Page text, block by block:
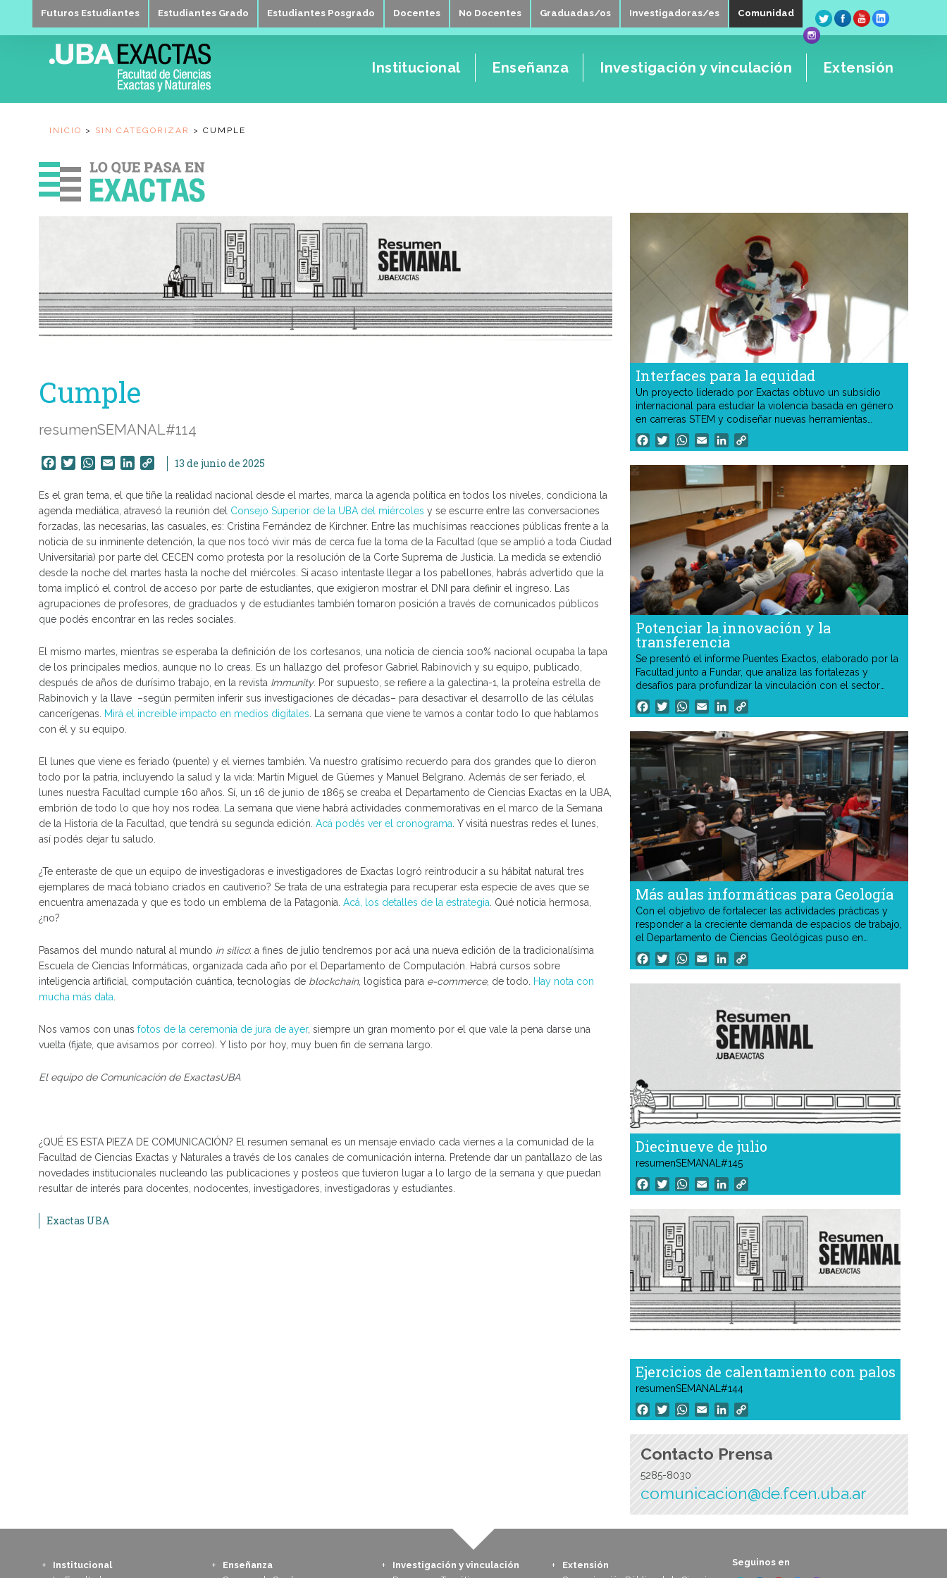
Futuros Estudiantes Estudiantes Grado Estudiantes Posgrado Docentes No Docentes Graduadas/os Investigadoras/es Comunidad
Institucional Enseñanza Investigación y vinculación Extensión
INICIO > SIN CATEGORIZAR >CUMPLE
Cumple
resumenSEMANAL#114
Facebook
TwitterWhatsApp
EmailLinkedIn
Copy13 de junio de 2025
Es el gran tema, el que tiñe la realidad nacional desde el martes, marca la agenda política en todos los niveles, condiciona la
agenda mediática, atravesó la reunión del Consejo Superior de la UBA del miércoles y se escurre entre las conversaciones
forzadas, las necesarias, las casuales, es: Cristina Fernández de Kirchner. Entre las muchísimas reacciones públicas frente a la
noticia de su inminente detención, la que nos tocó vivir más de cerca fue la toma de la Facultad (que se amplió a toda Ciudad
Universitaria) por parte del CECEN como protesta por la resolución de la Corte Suprema de Justicia. La medida se extendió
desde la noche del martes hasta la noche del miércoles. Si acaso intentaste llegar a los pabellones, habrás advertido que la
toma implicó el control de acceso por parte de estudiantes, que exigieron mostrar el DNI para definir el ingreso. Las
agrupaciones de profesores, de graduados y de estudiantes también tomaron posición a través de comunicados públicos
que podés encontrar en las redes sociales.
El mismo martes, mientras se esperaba la definición de los cortesanos, una noticia de ciencia 100% nacional ocupaba la tapa
de los principales medios, aunque no lo creas. Es un hallazgo del profesor Gabriel Rabinovich y su equipo, publicado,
después de años de durísimo trabajo, en la revista Immunity. Por supuesto, se refiere a la galectina-1, la proteína estrella de
Rabinovich y la llave –según permiten inferir sus investigaciones de décadas– para desactivar el desarrollo de las células
cancerígenas.
Mirá el increible impacto en medios digitales . La semana que viene te vamos a contar todo lo que hablamos
con él y su equipo.
El lunes que viene es feriado (puente) y el viernes también. Va nuestro gratísimo recuerdo para dos grandes que lo dieron
todo por la patria, incluyendo la salud y la vida: Martín Miguel de Güemes y Manuel Belgrano. Además de ser feriado, el
lunes nuestra Facultad cumple 160 años. Sí, un 16 de junio de 1865 se creaba el Departamento de Ciencias Exactas en la UBA,
embrión de todo lo que hoy nos rodea. La semana que viene habrá actividades conmemorativas en el marco de la Semana
de la Historia de la Facultad, que tendrá su segunda edición.Acá podés ver el cronograma . Y visitá nuestras redes el lunes,
así podés dejar tu saludo.
¿Te enteraste de que un equipo de investigadoras e investigadores de Exactas logró reintroducir a su hábitat natural tres
ejemplares de macá tobiano criados en cautiverio? Se trata de una estrategia para recuperar esta especie de aves que se
encuentra amenazada y que es todo un emblema de la Patagonia.Acá, los detalles de la estrategia . Qué noticia hermosa,
¿no?
Pasamos del mundo natural al mundo in silico: a fines de julio tendremos por acá una nueva edición de la tradicionalísima
Escuela de Ciencias Informáticas, organizada cada año por el Departamento de Computación. Habrá cursos sobre
inteligencia artificial, computación cuántica, tecnologías de blockchain, logística para e-commerce, de todo.
Hay nota con
mucha más data
Nos vamos con unasfotos de la ceremonia de jura de ayer, siempre un gran momento por el que vale la pena darse una
vuelta (fijate, que avisamos por correo). Y listo por hoy, muy buen fin de semana largo.
El equipo de Comunicación de ExactasUBA
¿QUÉ ES ESTA PIEZA DE COMUNICACIÓN? El resumen semanal es un mensaje enviado cada viernes a la comunidad de la
Facultad de Ciencias Exactas y Naturales a través de los canales de comunicación interna. Pretende dar un pantallazo de las
novedades institucionales nucleando las publicaciones y posteos que tuvieron lugar a lo largo de la semana y que puedan
resultar de interés para docentes, nodocentes, investigadores, investigadoras y estudiantes.
Exactas UBA
Interfaces para la equidad
Un proyecto liderado por Exactas obtuvo un subsidio
internacional para estudiar la violencia basada en género
en carreras STEM y codiseñar nuevas herramientas
digitales e institucionales que mejoren la prevención, el
acompañamiento y las trayectorias académicas de
Facebook
TwitterWhatsApp
EmailLinkedIn
Link
Potenciar la innovación y la
transferencia
Se presentó el informe Puentes Exactos, elaborado por la
Facultad junto a Fundar, que analiza las fortalezas y
desafíos para profundizar la vinculación con el sector
productivo. El trabajo sirvió de base para la creación de
una nueva secretaría y para el diseño institucional del Polo
Facebook
TwitterWhatsApp
EmailLinkedIn
Link
Más aulas informáticas para Geología
Con el objetivo de fortalecer las actividades prácticas y
responder a la creciente demanda de espacios de trabajo,
el Departamento de Ciencias Geológicas puso en
funcionamiento tres nuevas aulas informáticas equipadas
con 66 computadoras. La iniciativa forma parte de un
modernizar la infraestructura digital. Fue llevada a cabo de
Académica, General y Técnica.
Facebook
TwitterWhatsApp
EmailLinkedIn
Link
Diecinueve de julio
resumenSEMANAL#145
Facebook
TwitterWhatsApp
EmailLinkedIn
Link
Ejercicios de calentamiento con palos
resumenSEMANAL#144
Facebook
TwitterWhatsApp
EmailLinkedIn
Link
Contacto Prensa
5285-8030
comunicacion@de.fcen.uba.ar
Institucional
Enseñanza
Investigación y vinculación
Extensión
Seguinos en